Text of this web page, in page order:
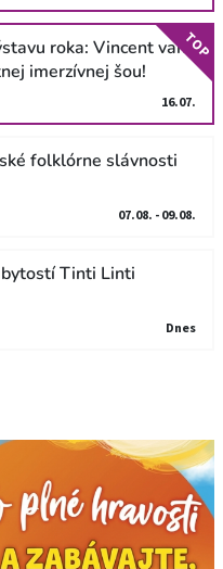
roka: Vincent van
imerzívnej šou!
16.07.
TOP
folklórne slávnosti
07.08. - 09.08.
Tinti Linti
Dnes